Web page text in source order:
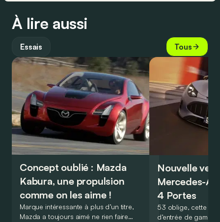
À lire aussi
Essais Tous
Concept oublié : Mazda
Kabura, une propulsion
comme on les aime !
Marque intéressante à plus d’un titre,
Mazda a toujours aimé ne rien faire
Nouvelle
Mercedes-
4 Portes
53 oblige, cette
d’entrée de